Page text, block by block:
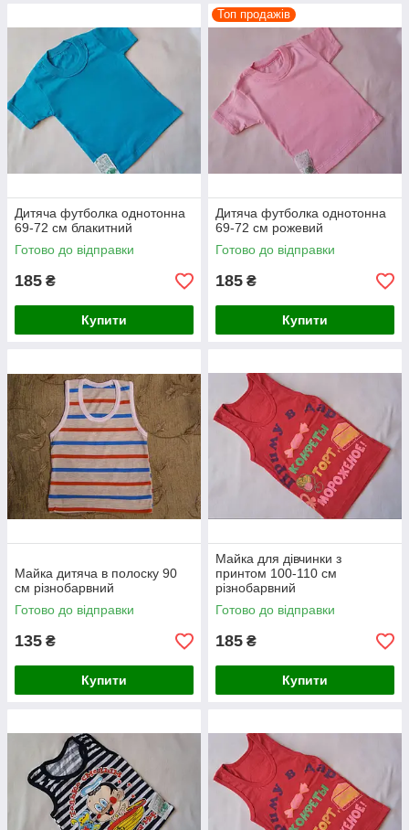
Дитяча футболка однотонна
69-72 см блакитний
Готово до відправки
185 ₴
Купити
Топ продажів
Дитяча футболка однотонна
69-72 см рожевий
Готово до відправки
185 ₴
Купити
Майка дитяча в полоску 90
см різнобарвний
Готово до відправки
135 ₴
Купити
Майка для дівчинки з
принтом 100-110 см
різнобарвний
Готово до відправки
185 ₴
Купити